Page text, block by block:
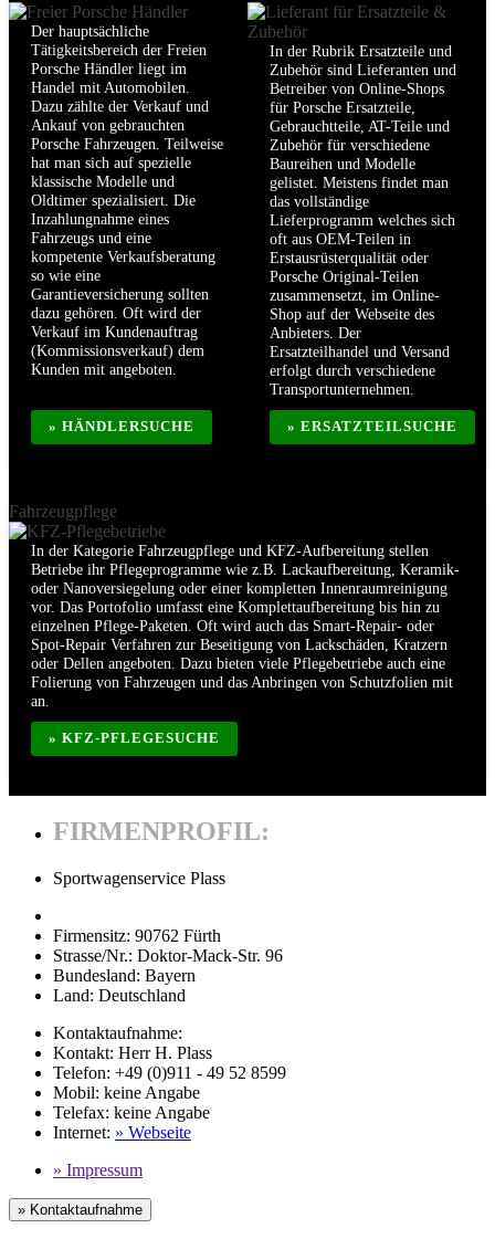
Der hauptsächliche
Tätigkeitsbereich der Freien
Porsche Händler liegt im
Handel mit Automobilen.
Dazu zählte der Verkauf und
Ankauf von gebrauchten
Porsche Fahrzeugen. Teilweise
hat man sich auf spezielle
klassische Modelle und
Oldtimer spezialisiert. Die
Inzahlungnahme eines
Fahrzeugs und eine
kompetente Verkaufsberatung
so wie eine
Garantieversicherung sollten
dazu gehören. Oft wird der
Verkauf im Kundenauftrag
(Kommissionsverkauf) dem
Kunden mit angeboten.
» HÄNDLERSUCHE
In der Rubrik Ersatzteile und
Zubehör sind Lieferanten und
Betreiber von Online-Shops
für Porsche Ersatzteile,
Gebrauchtteile, AT-Teile und
Zubehör für verschiedene
Baureihen und Modelle
gelistet. Meistens findet man
das vollständige
Lieferprogramm welches sich
oft aus OEM-Teilen in
Erstausrüsterqualität oder
Porsche Original-Teilen
zusammensetzt, im Online-
Shop auf der Webseite des
Anbieters. Der
Ersatzteilhandel und Versand
erfolgt durch verschiedene
Transportunternehmen.
» ERSATZTEILSUCHE
Fahrzeugpflege
In der Kategorie Fahrzeugpflege und KFZ-Aufbereitung stellen
Betriebe ihr Pflegeprogramme wie z.B. Lackaufbereitung, Keramik-
oder Nanoversiegelung oder einer kompletten Innenraumreinigung
vor. Das Portofolio umfasst eine Komplettaufbereitung bis hin zu
einzelnen Pflege-Paketen. Oft wird auch das Smart-Repair- oder
Spot-Repair Verfahren zur Beseitigung von Lackschäden, Kratzern
oder Dellen angeboten. Dazu bieten viele Pflegebetriebe auch eine
Folierung von Fahrzeugen und das Anbringen von Schutzfolien mit
an.
» KFZ-PFLEGESUCHE
FIRMENPROFIL:
Sportwagenservice Plass
Firmensitz: 90762 Fürth
Strasse/Nr.: Doktor-Mack-Str. 96
Bundesland: Bayern
Land: Deutschland
Kontaktaufnahme:
Kontakt: Herr H. Plass
Telefon: +49 (0)911 - 49 52 8599
Mobil: keine Angabe
Telefax: keine Angabe
Internet: » Webseite
» Impressum
» Kontaktaufnahme